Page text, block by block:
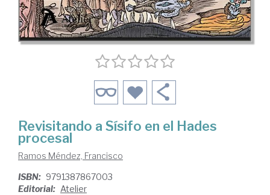
Revisitando a Sísifo en el Hades
procesal
Ramos Méndez, Francisco
ISBN: 9791387867003
Editorial: Atelier